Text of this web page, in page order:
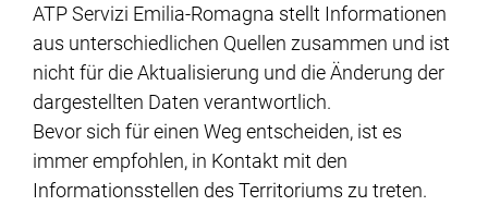
ATP Servizi Emilia-Romagna stellt Informationen
aus unterschiedlichen Quellen zusammen und ist
nicht für die Aktualisierung und die Änderung der
dargestellten Daten verantwortlich.
Bevor sich für einen Weg entscheiden, ist es
immer empfohlen, in Kontakt mit den
Informationsstellen des Territoriums zu treten.